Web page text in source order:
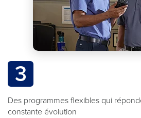
3
Des programmes flexibles qui
constante évolution